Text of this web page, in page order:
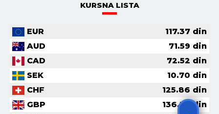
KURSNA LISTA
EUR 117.37 din
AUD
71.59 din
CAD
72.52 din
SEK
10.70 din
CHF
125.86 din
GBP
136.77
din